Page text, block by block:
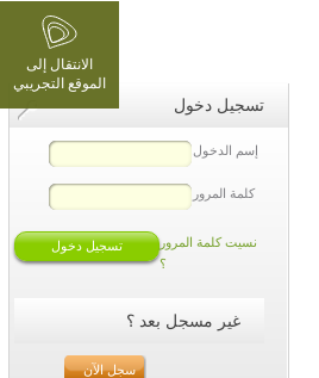
الانتقال إلى
الموقع التجريبي
تسجيل دخول
إسم الدخول
كلمة المرور
نسيت كلمة المرور
؟
غير مسجل بعد ؟
سجل الآن